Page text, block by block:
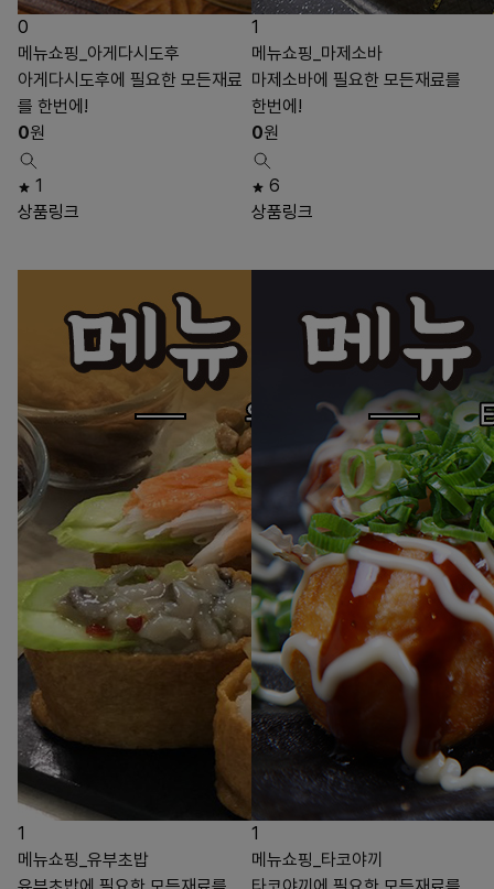
0
메뉴쇼핑_아게다시도후
아게다시도후에 필요한 모든재료
를 한번에!
0원
1
상품링크
1
메뉴쇼핑_마제소바
마제소바에 필요한 모든재료를
한번에!
0원
6
상품링크
1
메뉴쇼핑_유부초밥
1
메뉴쇼핑_타코야끼